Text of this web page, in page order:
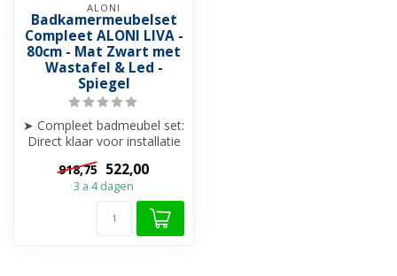
ALONI
Badkamermeubelset
Compleet ALONI LIVA -
80cm - Mat Zwart met
Wastafel & Led -
Spiegel
➤ Compleet badmeubel set:
Direct klaar voor installatie
inclusief spiegel en was...
918,75 522,00
3 a 4 dagen